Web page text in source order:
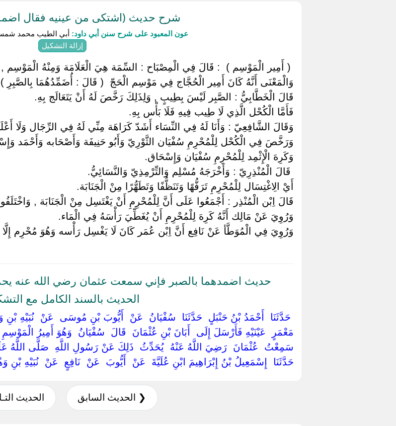
شرح حديث (اشتكى من عينيه فقال
عون المعبود على شرح سنن أبي داود: أبي الطيب محمد
إزالة التشكيل
‏( أَمِير الْمَوْسِم ) ‏ ‏: قَالَ فِي الْمِصْبَاح : السِّمَة هِيَ الْعَلَامَة وَمِنْهُ الْمَوْسِم ,
وَالْمَعْنَى أَنَّهُ كَانَ أَمِير الْحُجَّاج فِي مَوْسِم الْحَجّ ‏ ‏( قَالَ : أُضَمِّدُهُمَا
قَالَ الْخَطَّابِيُّ : الصَّبِر لَيْسَ بِطِيبٍ , وَلِذَلِكَ رَخَّصَ لَهُ أَنْ يَتَعَالَج بِهِ.
فَأَمَّا الْكُحْل الَّذِي لَا طِيب فِيهِ فَلَا بَأْس بِهِ.
وَقَالَ الشَّافِعِيّ : وَأَنَا لَهُ فِي النِّسَاء أَشَدّ كَرَاهَة مِنِّي لَهُ فِي الرِّجَال وَلَا
وَرَخَّصَ فِي الْكُحْل لِلْمُحْرِمِ سُفْيَان الثَّوْرِيّ وَأَبُو حَنِيفَة وَأَصْحَابه وَأَحْمَد
وَكَرِهَ الْإِثْمِد لِلْمُحْرِمِ سُفْيَان وَإِسْحَاق.
‏ ‏قَالَ الْمُنْذِرِيّ : وَأَخْرَجَهُ مُسْلِم وَالتِّرْمِذِيّ وَالنَّسَائِيُّ.
أَيْ الِاغْتِسَال لِلْمُحْرِمِ تَرَفُّهًا وَتَنَظُّفًا وَتَطَهُّرًا مِنْ الْجَنَابَة.
قَالَ اِبْن الْمُنْذِر : أَجْمَعُوا عَلَى أَنَّ لِلْمُحْرِمِ أَنْ يَغْتَسِل مِنْ الْجَنَابَة ,
وَرُوِيَ عَنْ مَالِك أَنَّهُ كَرِهَ لِلْمُحْرِمِ أَنْ يُغَطِّيَ رَأْسَهُ فِي الْمَاء.
وَرُوِيَ فِي الْمُوَطَّأ عَنْ نَافِع أَنَّ اِبْن عُمَر كَانَ لَا يَغْسِل رَأْسه وَهُوَ مُحْرِم إِلَّا
حديث اضمدهما بالصبر فإني سمعت عثمان رضي الله عنه
الحديث بالسند الكامل مع
‏حَدَّثَنَا ‏ ‏أَحْمَدُ بْنُ حَنْبَلٍ ‏ ‏حَدَّثَنَا ‏ ‏سُفْيَانُ ‏ ‏عَنْ ‏ ‏أَيُّوبَ بْنِ مُوسَى ‏ ‏عَنْ ‏ ‏نُبَيْهِ
مَعْمَرٍ ‏ ‏عَيْنَيْهِ فَأَرْسَلَ إِلَى ‏ ‏أَبَانَ بْنِ عُثْمَانَ ‏ ‏قَالَ ‏ ‏سُفْيَانُ ‏ ‏وَهُوَ أَمِيرُ الْمَوْسِمِ
سَمِعْتُ ‏ ‏عُثْمَانَ ‏ ‏رَضِيَ اللَّهُ عَنْهُ ‏ ‏يُحَدِّثُ ‏ ‏ذَلِكَ عَنْ رَسُولِ اللَّهِ ‏ ‏صَلَّى اللَّهُ
‏حَدَّثَنَا ‏ ‏إِسْمَعِيلُ بْنُ إِبْرَاهِيمَ ابْنِ عُلَيَّةَ ‏ ‏عَنْ ‏ ‏أَيُّوبَ ‏ ‏عَنْ ‏ ‏نَافِعٍ ‏ ‏عَنْ ‏ ‏نُبَيْهِ بْنِ
❮ الحديث السابق الحديث